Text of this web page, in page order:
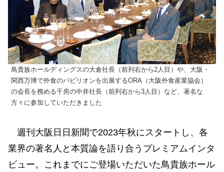
鳥貴族ホールディングスの大倉社長（前列右から2人目）や、大阪・
関西万博で外食のパビリオンを出展するORA（大阪外食産業協会）
の会長を務める千房の中井社長（前列右から3人目）など、著名な
方々に参加していただきました
週刊大阪日日新聞で2023年秋にスタートし、各
業界の著名人と本質論を語り合うプレミアムインタ
ビュー。これまでにご登場いただいた鳥貴族ホール